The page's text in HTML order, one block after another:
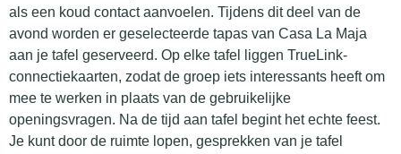
als een koud contact aanvoelen. Tijdens dit deel van de
avond worden er geselecteerde tapas van Casa La Maja
aan je tafel geserveerd. Op elke tafel liggen TrueLink-
connectiekaarten, zodat de groep iets interessants heeft om
mee te werken in plaats van de gebruikelijke
openingsvragen. Na de tijd aan tafel begint het echte feest.
Je kunt door de ruimte lopen, gesprekken van je tafel